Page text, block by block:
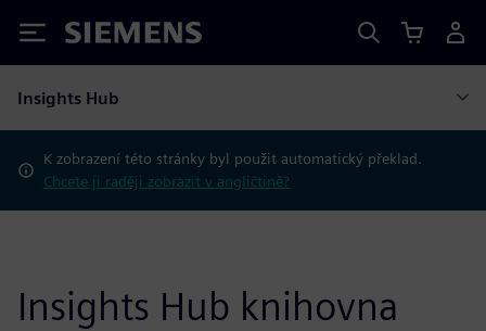
Siemens
Insights Hub
K zobrazení této stránky byl použit automatický překlad.
Chcete ji raději zobrazit v angličtině?
Insights Hub knihovna